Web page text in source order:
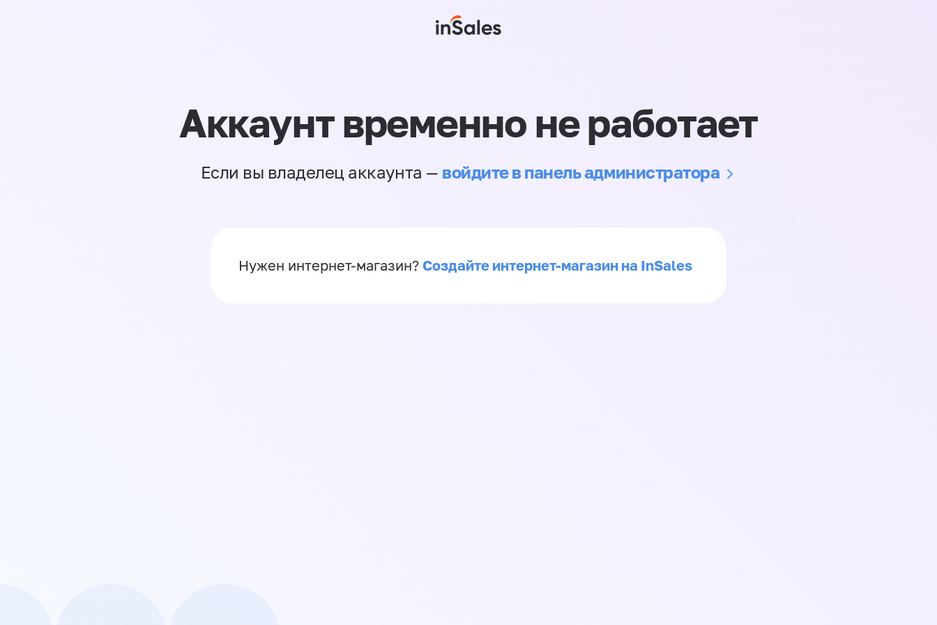
Аккаунт временно не работает
Если вы владелец аккаунта — войдите в панель администратора
Нужен интернет-магазин? Создайте интернет-магазин на InSales